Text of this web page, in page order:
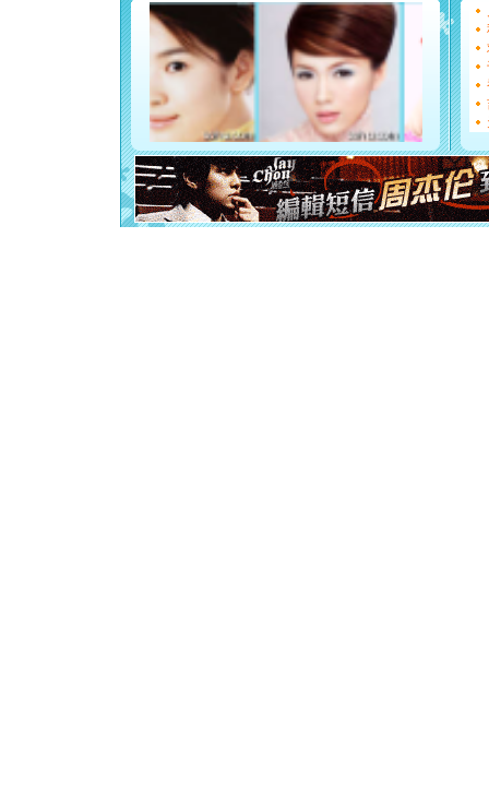
都要快乐
[圣诞节]
如意,快
[元旦]
看
断电。
你是我
[元旦]
如
起；二
离。水晶
[元旦]当
泣，这痛
卖了。水